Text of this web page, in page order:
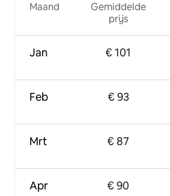
Maand
Jan
Feb
Mrt
Apr
Gemiddelde
prijs
€ 101
€ 93
€ 87
€ 90